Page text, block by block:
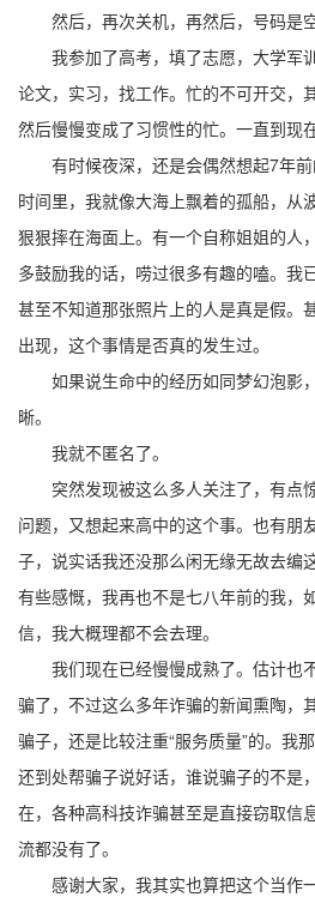
然后，再次关机，再然后，号码是空
我参加了高考，填了志愿，大学军
论文，实习，找工作。忙的不可开交，
然后慢慢变成了习惯性的忙。一直到现在
有时候夜深，还是会偶然想起7年
时间里，我就像大海上飘着的孤船，从
狠狠摔在海面上。有一个自称姐姐的人
多鼓励我的话，唠过很多有趣的嗑。我
甚至不知道那张照片上的人是真是假。
出现，这个事情是否真的发生过。
如果说生命中的经历如同梦幻泡影
晰。
我就不匿名了。
突然发现被这么多人关注了，有点
问题，又想起来高中的这个事。也有朋
子，说实话我还没那么闲无缘无故去编
有些感慨，我再也不是七八年前的我，
信，我大概理都不会去理。
我们现在已经慢慢成熟了。估计也
骗了，不过这么多年诈骗的新闻熏陶，
骗子，还是比较注重“服务质量”的。我
还到处帮骗子说好话，谁说骗子的不是
在，各种高科技诈骗甚至是直接窃取信
流都没有了。
感谢大家，我其实也算把这个当作